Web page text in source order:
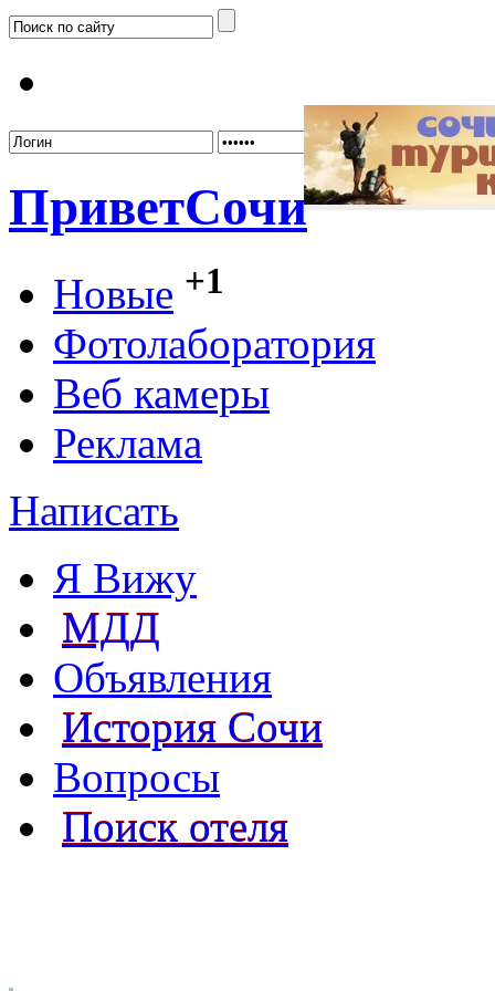
ПриветСочи
Новые +1
Фотолаборатория
Веб камеры
Реклама
Написать
Я Вижу
МДД
Объявления
История Сочи
Вопросы
Поиск отеля